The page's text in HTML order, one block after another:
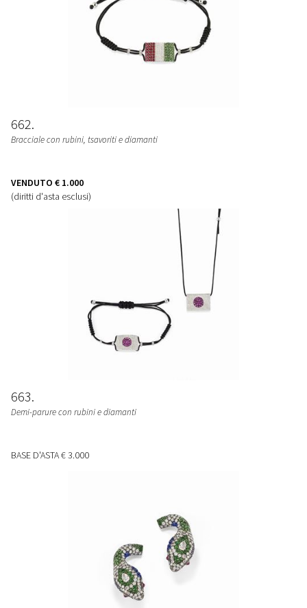
662
Bracciale con rubini, tsavoriti e diamanti
VENDUTO € 1.000
(diritti d'asta esclusi)
663
Demi-parure con rubini e diamanti
BASE D'ASTA€ 3.000